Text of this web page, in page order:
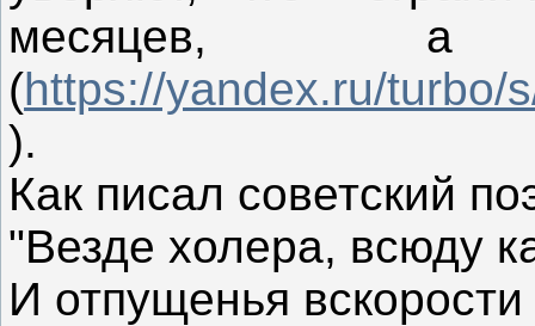
(https://yandex.ru/
).
Как писал советский
"Везде холера, всюду
И отпущенья